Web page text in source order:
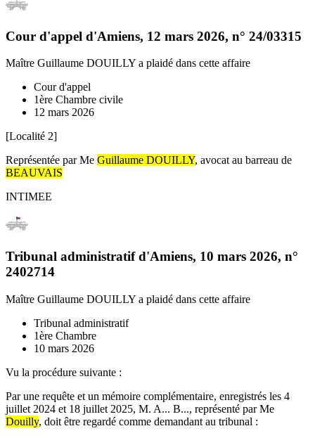
Cour d'appel d'Amiens, 12 mars 2026, n° 24/03315
Maître Guillaume DOUILLY a plaidé dans cette affaire
Cour d'appel
1ère Chambre civile
12 mars 2026
[Localité 2]
Représentée par Me Guillaume DOUILLY, avocat au barreau de
BEAUVAIS
INTIMEE
Tribunal administratif d'Amiens, 10 mars 2026, n°
2402714
Maître Guillaume DOUILLY a plaidé dans cette affaire
Tribunal administratif
1ère Chambre
10 mars 2026
Vu la procédure suivante :
Par une requête et un mémoire complémentaire, enregistrés les 4
juillet 2024 et 18 juillet 2025, M. A... B..., représenté par Me
Douilly, doit être regardé comme demandant au tribunal :